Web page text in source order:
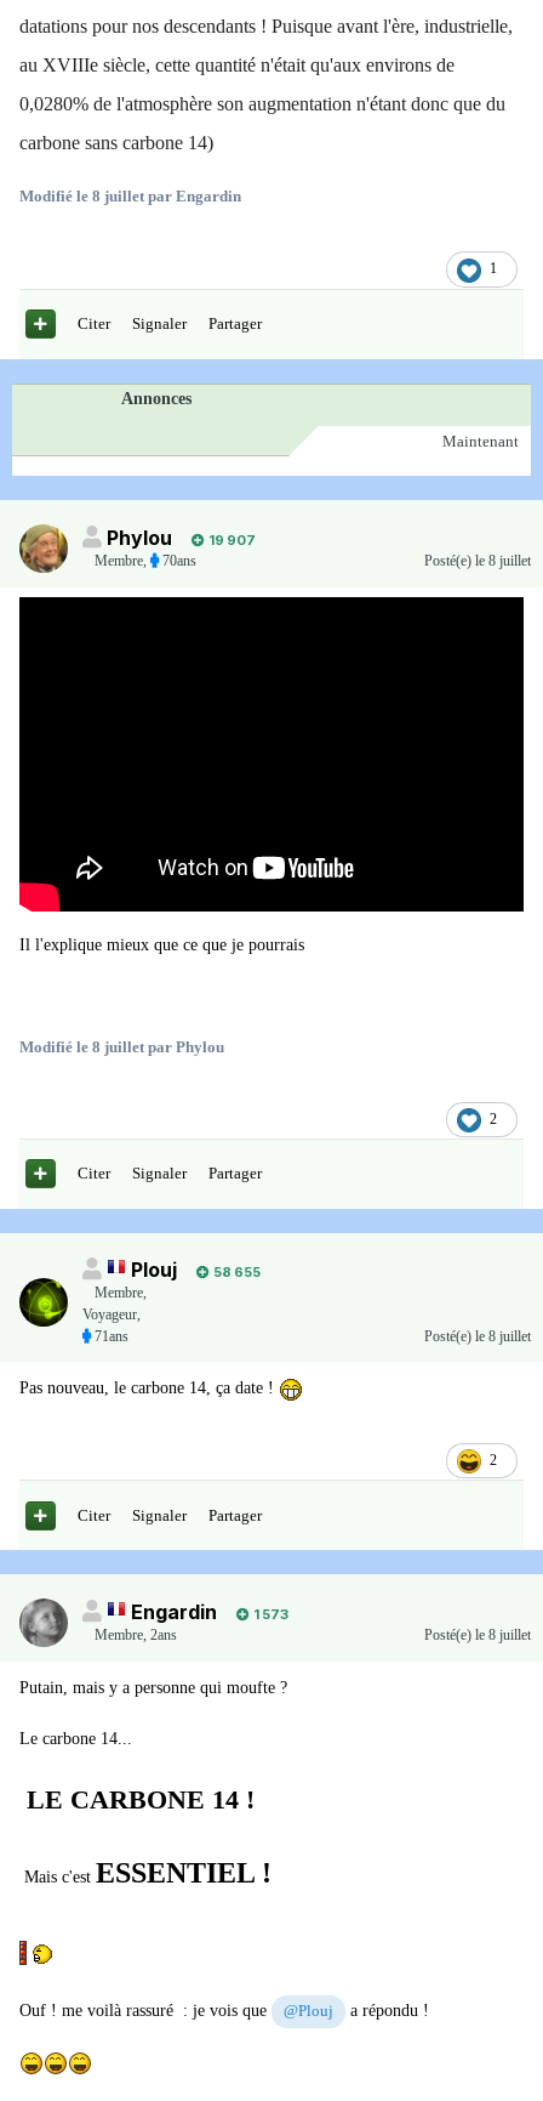
datations pour nos descendants ! Puisque avant l'ère, industrielle,
au XVIIIe siècle, cette quantité n'était qu'aux environs de
0,0280% de l'atmosphère son augmentation n'étant donc que du
carbone sans carbone 14)
Modifié le 8 juillet par Engardin
1
Citer Signaler Partager
Annonces
Maintenant
Phylou
19 907
Membre
70ans Posté(e) le 8 juillet
Il l'explique mieux que ce que je pourrais
Modifié le 8 juillet par Phylou
2
Citer Signaler Partager
Plouj
58 655
Membre,
Voyageur,
71ans
Posté(e) le 8 juillet
Pas nouveau, le carbone 14, ça date !
2
Citer Signaler Partager
Engardin
1 573
Membre, 2ans Posté(e) le 8 juillet
Putain, mais y a personne qui moufte ?
Le carbone 14...
LE CARBONE 14 !
Mais c'est ESSENTIEL !
Ouf ! me voilà rassuré : je vois que @Plouj a répondu !